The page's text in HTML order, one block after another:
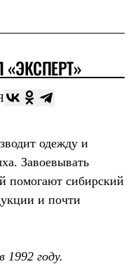
одежду и
Завоевывать
помогают сибирский
и почти
1992 году.